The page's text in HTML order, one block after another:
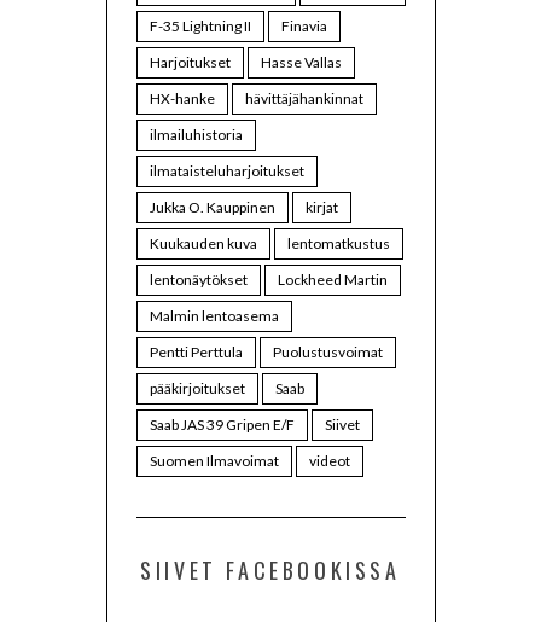
F-35 Lightning II
Finavia
Harjoitukset
Hasse Vallas
HX-hanke
hävittäjähankinnat
ilmailuhistoria
ilmataisteluharjoitukset
Jukka O. Kauppinen
kirjat
Kuukauden kuva
lentomatkustus
lentonäytökset
Lockheed Martin
Malmin lentoasema
Pentti Perttula
Puolustusvoimat
pääkirjoitukset
Saab
Saab JAS 39 Gripen E/F
Siivet
Suomen Ilmavoimat
videot
SIIVET FACEBOOKISSA